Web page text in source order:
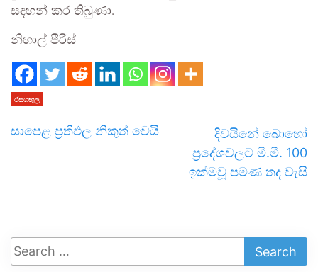
සඳහන් කර තිබුණා.
නිහාල් පීරිස්
රසගඟුල
සාපෙළ ප්‍රතිඵල නිකුත් වෙයි
දිවයිනේ බොහෝ
ප්‍රදේශවලට මි.මී. 100
ඉක්මවූ පමණ තද වැසි